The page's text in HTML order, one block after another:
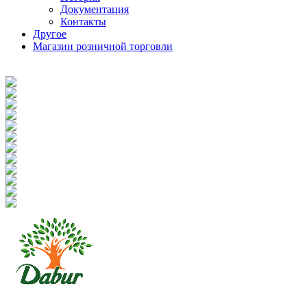
Документация
Контакты
Другое
Магазин розничной торговли